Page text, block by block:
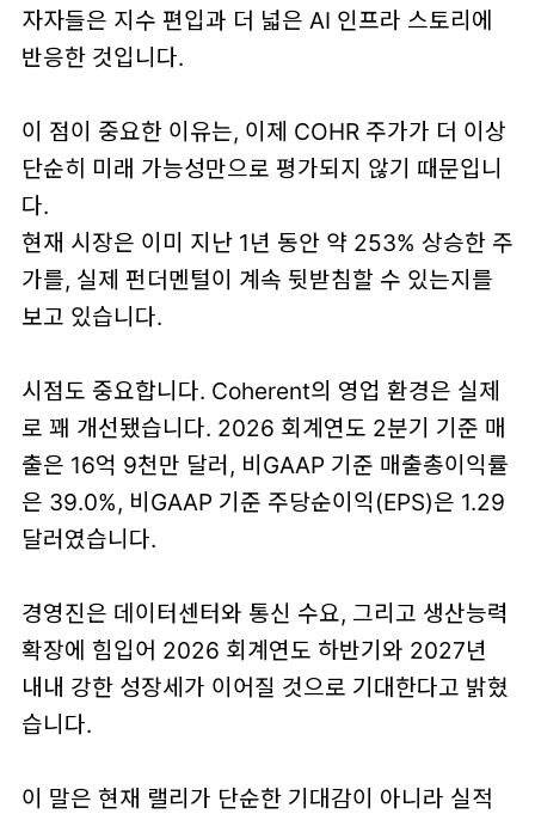
자자들은 지수 편입과 더 넓은 AI 인프라 스토리에
반응한 것입니다.
이 점이 중요한 이유는, 이제 COHR 주가가 더 이상
단순히 미래 가능성만으로 평가되지 않기 때문입니
다.
현재 시장은 이미 지난 1년 동안 약 253% 상승한 주
가를, 실제 펀더멘털이 계속 뒷받침할 수 있는지를
보고 있습니다.
시점도 중요합니다. Coherent의 영업 환경은 실제
로 꽤 개선됐습니다. 2026 회계연도 2분기 기준 매
출은 16억 9천만 달러 , 비GAAP 기준 매출총이익률
은 39.0%, 비GAAP 기준 주당순이익(EPS)은 1.29
달러 였습니다.
경영진은 데이터센터와 통신 수요, 그리고 생산능력
확장에 힘입어 2026 회계연도 하반기와 2027년
내내 강한 성장세가 이어질 것으로 기대한다고 밝혔
습니다.
이 말은 현재 랠리가 단순한 기대감이 아니라 실적